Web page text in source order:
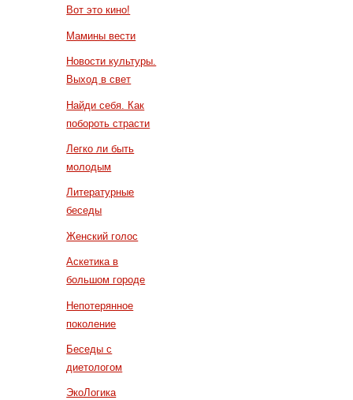
Вот это кино!
Мамины вести
Новости культуры.
Выход в свет
Найди себя. Как
побороть страсти
Легко ли быть
молодым
Литературные
беседы
Женский голос
Аскетика в
большом городе
Непотерянное
поколение
Беседы с
диетологом
ЭкоЛогика